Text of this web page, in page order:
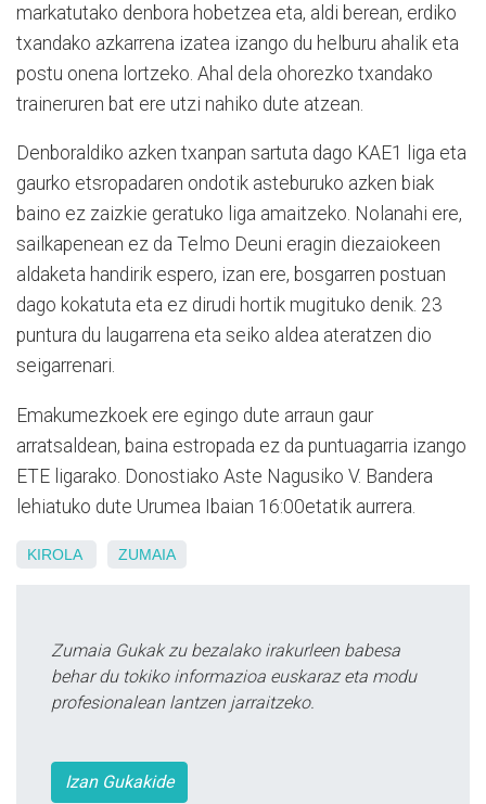
markatutako denbora hobetzea eta, aldi berean, erdiko
txandako azkarrena izatea izango du helburu ahalik eta
postu onena lortzeko. Ahal dela ohorezko txandako
traineruren bat ere utzi nahiko dute atzean.
Denboraldiko azken txanpan sartuta dago KAE1 liga eta
gaurko etsropadaren ondotik asteburuko azken biak
baino ez zaizkie geratuko liga amaitzeko. Nolanahi ere,
sailkapenean ez da Telmo Deuni eragin diezaiokeen
aldaketa handirik espero, izan ere, bosgarren postuan
dago kokatuta eta ez dirudi hortik mugituko denik. 23
puntura du laugarrena eta seiko aldea ateratzen dio
seigarrenari.
Emakumezkoek ere egingo dute arraun gaur
arratsaldean, baina estropada ez da puntuagarria izango
ETE ligarako. Donostiako Aste Nagusiko V. Bandera
lehiatuko dute Urumea Ibaian 16:00etatik aurrera.
KIROLA ZUMAIA
Zumaia Gukak zu bezalako irakurleen babesa
behar du tokiko informazioa euskaraz eta modu
profesionalean lantzen jarraitzeko.
Izan Gukakide